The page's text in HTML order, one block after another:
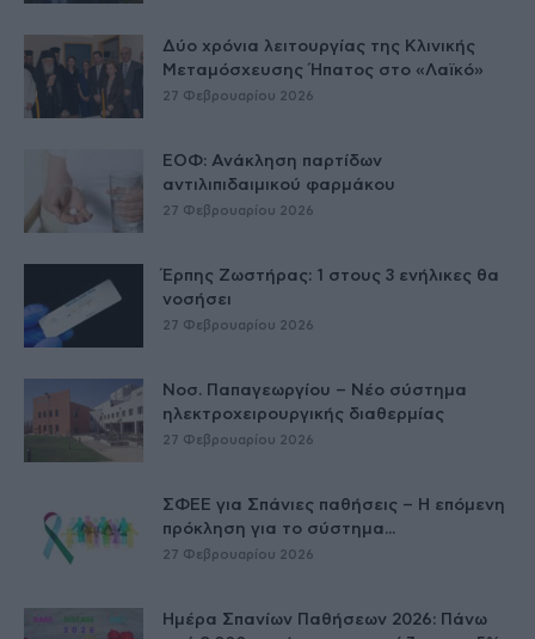
Δύο χρόνια λειτουργίας της Κλινικής
Μεταμόσχευσης Ήπατος στο «Λαϊκό»
27 Φεβρουαρίου 2026
ΕΟΦ: Ανάκληση παρτίδων
αντιλιπιδαιμικού φαρμάκου
27 Φεβρουαρίου 2026
Έρπης Ζωστήρας: 1 στους 3 ενήλικες θα
νοσήσει
27 Φεβρουαρίου 2026
Νοσ. Παπαγεωργίου – Νέο σύστημα
ηλεκτροχειρουργικής διαθερμίας
27 Φεβρουαρίου 2026
ΣΦΕΕ για Σπάνιες παθήσεις – Η επόμενη
πρόκληση για το σύστημα...
27 Φεβρουαρίου 2026
Ημέρα Σπανίων Παθήσεων 2026: Πάνω